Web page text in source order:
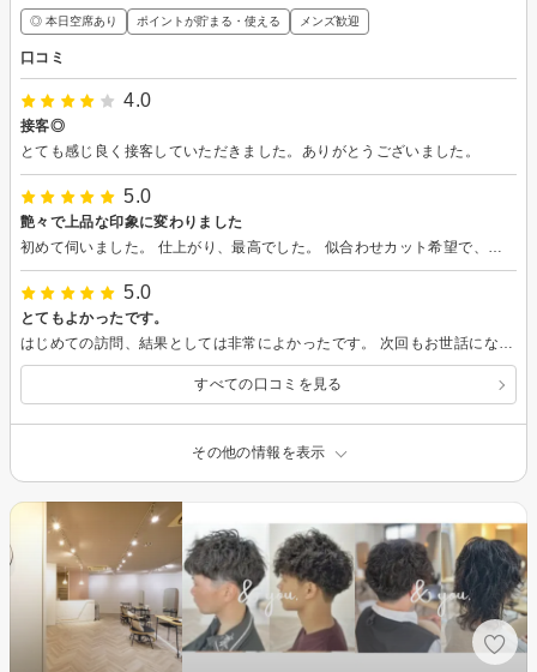
◎ 本日空席あり ポイントが貯まる・使える メンズ歓迎
口コミ
4.0
接客◎
とても感じ良く接客していただきました。ありがとうございました。
5.0
艶々で上品な印象に変わりました
初めて伺いました。 仕上がり、最高でした。 似合わせカット希望で、とても上品な印象に。 トリートメント+ナノバブルは、つやつやふんわりサラサラ指通り滑らかに。 ホームケア商品についても詳しく説明+提案していただけました。 忙しいなか、明るく笑顔で、最後までとても丁寧に対応してくださったことが好印象です。 個人的な感想となりますが、清潔感あって格好いい男性スタッフ＆可愛くて癒し系の女性スタッフに、髪だけでなく心も癒されました。スタッフみんな、仕事に対するポテンシャルが高く、安心して任せられる、良い印象の美容室だと感じました。 ホームケア、今後の効果に期待が高まります。 綺麗にしていただきありがとうございました。
5.0
とてもよかったです。
はじめての訪問、結果としては非常によかったです。 次回もお世話になりたいと思います。 カットもサクッとやっていただいて、仕上りは満足でした。頭骨の説明など踏まえながら、だからこう仕上げた…みたいな説明していただいたのは分かりやすかったです。 (担当は別の方で、)眉カットもして頂きました。当初は思ったより切るなぁという感じでしたが、仕上り見てお任せして大正解だったと思います。想定以上で、ほんとに感謝です。ありがとうございました。
すべての口コミを見る
その他の情報を表示